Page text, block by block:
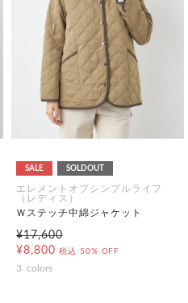
SALE SOLDOUT
エレメントオブシンプルライフ
（レディス）
Ｗステッチ中綿ジャケット
¥17,600
¥8,800 税込 50% OFF
3 colors